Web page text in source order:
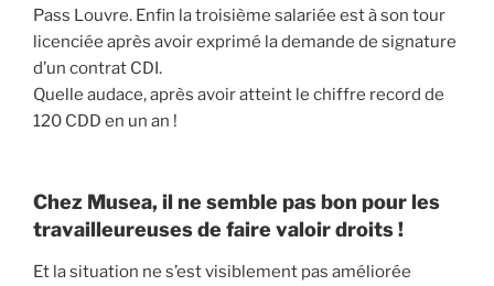
Pass Louvre. Enfin la troisième salariée est à son tour
licenciée après avoir exprimé la demande de signature
d’un contrat CDI.
Quelle audace, après avoir atteint le chiffre record de
120 CDD en un an !
Chez Musea, il ne semble pas bon pour les
travailleureuses de faire valoir droits !
Et la situation ne s’est visiblement pas améliorée